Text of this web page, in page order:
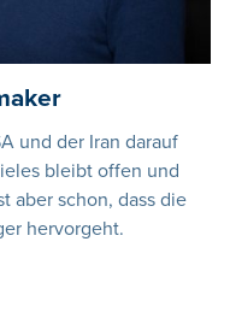
und der Iran darauf
bleibt offen und
aber schon, dass die
hervorgeht.